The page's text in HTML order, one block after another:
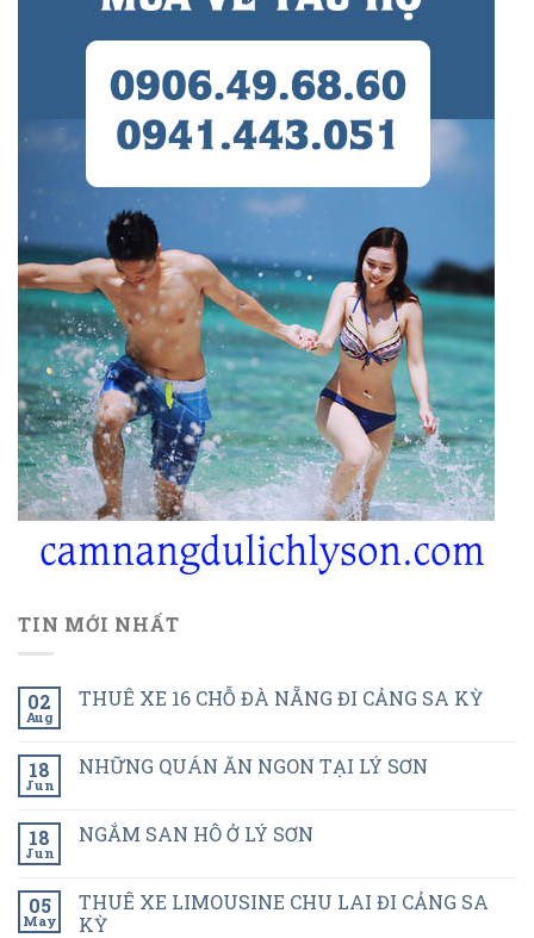
TIN MỚI NHẤT
02
Aug
THUÊ XE 16 CHỖ ĐÀ NẴNG ĐI CẢNG SA KỲ
18
Jun
NHỮNG QUÁN ĂN NGON TẠI LÝ SƠN
18
Jun
NGẮM SAN HÔ Ở LÝ SƠN
05
May
THUÊ XE LIMOUSINE CHU LAI ĐI CẢNG SA
KỲ